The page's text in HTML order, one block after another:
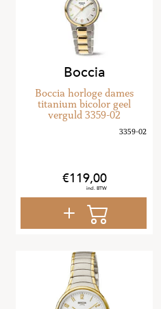
Boccia
Boccia horloge dames
titanium bicolor geel
verguld 3359-02
119,00